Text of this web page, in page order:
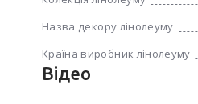
Назва декору лінолеуму
Країна виробник лінолеуму
Відео